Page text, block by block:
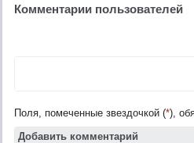
Комментарии пользователей
Поля, помеченные звездочкой (*),
Добавить комментарий